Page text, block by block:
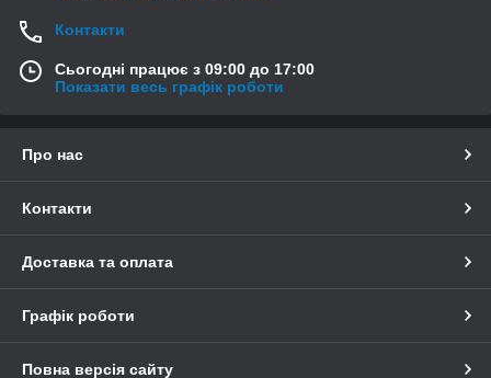
Контакти
Сьогодні працює з 09:00 до 17:00
Показати весь графік роботи
Про нас
Контакти
Доставка та оплата
Графік роботи
Повна версія сайту